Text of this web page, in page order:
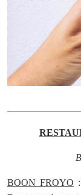
BOON FROYO